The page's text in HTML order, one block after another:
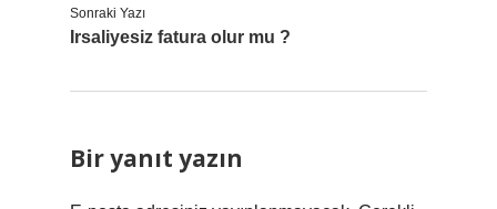
Sonraki Yazı
Irsaliyesiz fatura olur mu ?
Bir yanıt yazın